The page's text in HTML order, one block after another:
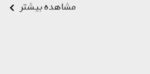
مشاهده بیشتر